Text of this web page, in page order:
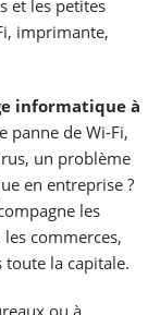
et les petites
imprimante,
informatique à
panne de Wi-Fi,
un problème
en entreprise ?
les
commerces,
toute la capitale.
ou à